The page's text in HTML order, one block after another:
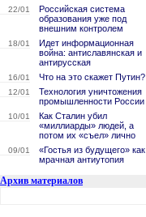
22/01
Российская система
образования уже под
внешним контролем
18/01
Идет информационная
война: антиславянская и
антирусская
16/01 Что на это скажет Путин?
12/01
Технология уничтожения
промышленности России
10/01
Как Сталин убил
«миллиарды» людей, а
потом их «съел» лично
09/01
«Гостья из будущего» как
мрачная антиутопия
Архив материалов